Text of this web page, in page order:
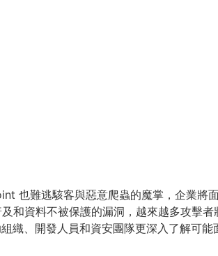
也難逃駭客與惡意爬蟲的魔掌，企業將
和資料不被保護的漏洞，越來越多攻擊者
織、開發人員和資安團隊更深入了解可能